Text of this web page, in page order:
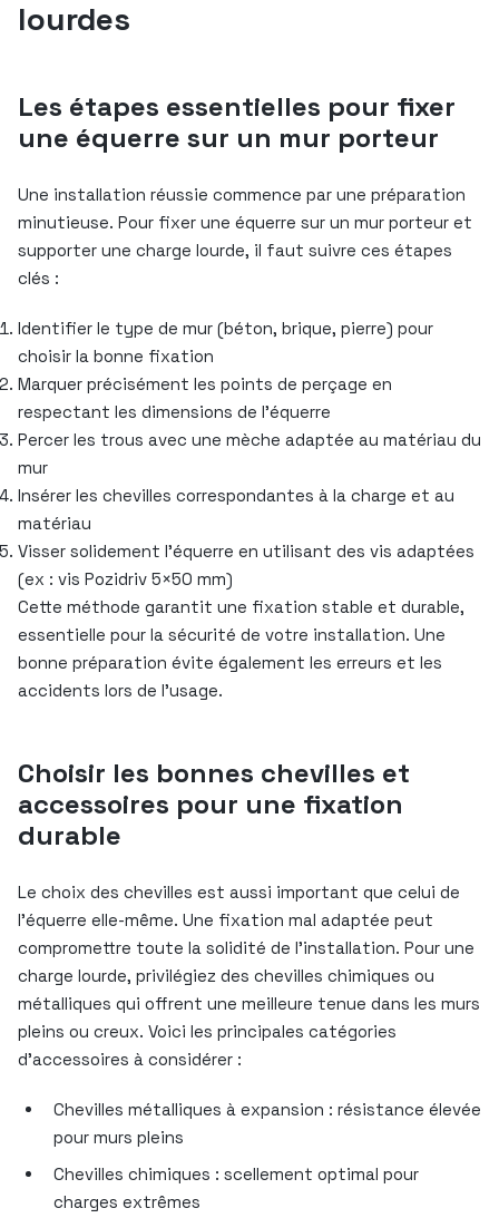
lourdes
Les étapes essentielles pour fixer
une équerre sur un mur porteur
Une installation réussie commence par une préparation
minutieuse. Pour fixer une équerre sur un mur porteur et
supporter une charge lourde, il faut suivre ces étapes
clés :
Identifier le type de mur (béton, brique, pierre) pour
choisir la bonne fixation
Marquer précisément les points de perçage en
respectant les dimensions de l’équerre
Percer les trous avec une mèche adaptée au matériau du
mur
Insérer les chevilles correspondantes à la charge et au
matériau
Visser solidement l’équerre en utilisant des vis adaptées
(ex : vis Pozidriv 5×50 mm)
Cette méthode garantit une fixation stable et durable,
essentielle pour la sécurité de votre installation. Une
bonne préparation évite également les erreurs et les
accidents lors de l’usage.
Choisir les bonnes chevilles et
accessoires pour une fixation
durable
Le choix des chevilles est aussi important que celui de
l’équerre elle-même. Une fixation mal adaptée peut
compromettre toute la solidité de l’installation. Pour une
charge lourde, privilégiez des chevilles chimiques ou
métalliques qui offrent une meilleure tenue dans les murs
pleins ou creux. Voici les principales catégories
d’accessoires à considérer :
Chevilles métalliques à expansion : résistance élevée
pour murs pleins
Chevilles chimiques : scellement optimal pour
charges extrêmes